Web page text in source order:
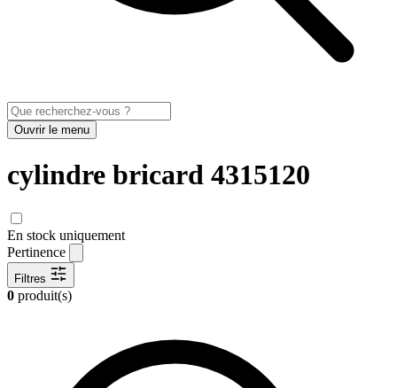
Ouvrir le menu
cylindre bricard 4315120
En stock uniquement
Pertinence
Filtres
0 produit(s)